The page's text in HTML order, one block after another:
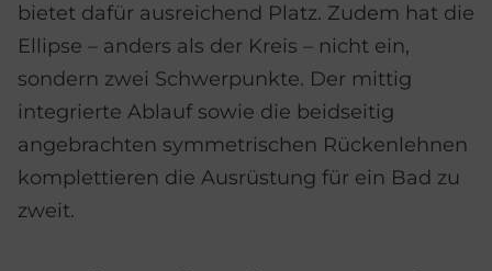
bietet dafür ausreichend Platz. Zudem hat die
Ellipse – anders als der Kreis – nicht ein,
sondern zwei Schwerpunkte. Der mittig
integrierte Ablauf sowie die beidseitig
angebrachten symmetrischen Rückenlehnen
komplettieren die Ausrüstung für ein Bad zu
zweit.